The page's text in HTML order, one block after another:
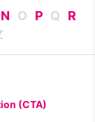
N O P Q
R
(CTA)